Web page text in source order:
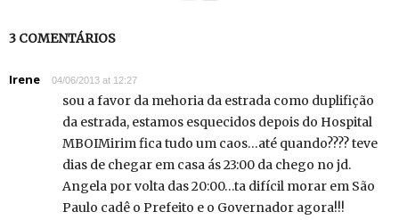
3 COMENTÁRIOS
Irene 04/06/2013 at 12:27
sou a favor da mehoria da estrada como duplifição
da estrada, estamos esquecidos depois do Hospital
MBOIMirim fica tudo um caos…até quando???? teve
dias de chegar em casa ás 23:00 da chego no jd.
Angela por volta das 20:00…ta difícil morar em São
Paulo cadê o Prefeito e o Governador agora!!!